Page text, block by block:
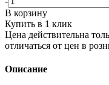
В корзину
Купить в 1 клик
Цена действительна
отличаться от цен в
Описание